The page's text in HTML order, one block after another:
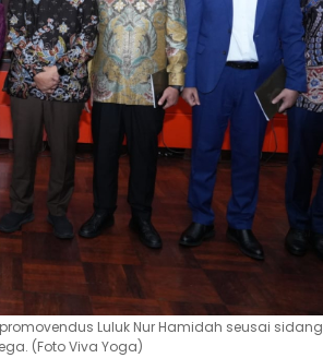
Luluk Nur Hamidah seusai sidang
(Foto Viva Yoga)